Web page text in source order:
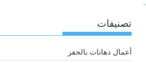
تصنيفات
أعمال دهانات بالحفر